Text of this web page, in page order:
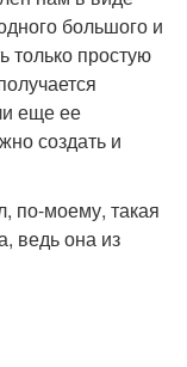
большого и
только простую
еще ее
создать и
по-моему, такая
ведь она из